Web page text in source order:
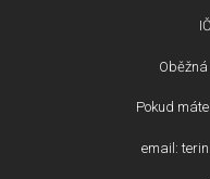
Pokud
email: